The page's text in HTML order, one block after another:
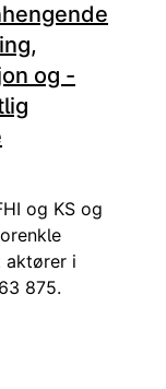
og -
og KS og
aktører i
875.